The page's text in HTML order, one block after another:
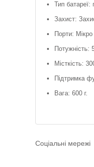
Тип батареї:
Захист:
Порти:
Потужність:
Місткість:
Підтримка
Вага: 600 г.
Соціальні мережі